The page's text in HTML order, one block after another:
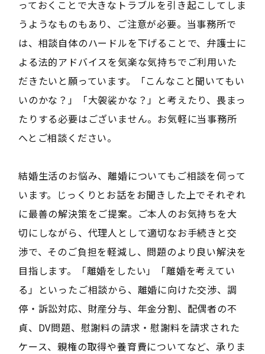
っておくことで大きなトラブルを引き起こしてしま
うようなものもあり、ご注意が必要。当事務所で
は、相談自体のハードルを下げることで、弁護士に
よる法的アドバイスを気楽な気持ちでご利用いた
だきたいと願っています。「こんなこと聞いてもい
いのかな？」「大袈裟かな？」と考えたり、畏まっ
たりする必要はございません。お気軽に当事務所
へとご相談ください。
結婚生活のお悩み、離婚についてもご相談を伺って
います。じっくりとお話をお聞きした上でそれぞれ
に最善の解決策をご提案。ご本人のお気持ちを大
切にしながら、代理人として適切なお手続きと交
渉で、そのご負担を軽減し、問題のより良い解決を
目指します。「離婚をしたい」「離婚を考えてい
る」といったご相談から、離婚に向けた交渉、調
停・訴訟対応、財産分与、年金分割、配偶者の不
貞、DV問題、慰謝料の請求・慰謝料を請求された
ケース、親権の取得や養育費についてなど、承りま